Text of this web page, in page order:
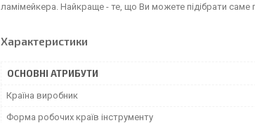
ламімейкера. Найкраще - те, що Ви можете підібрати саме
Характеристики
ОСНОВНІ АТРИБУТИ
Країна виробник
Форма робочих країв інструменту